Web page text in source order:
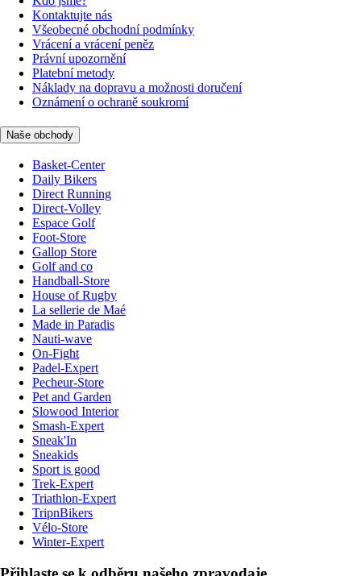
Kontaktujte nás
Všeobecné obchodní podmínky
Vrácení a vrácení peněz
Právní upozornění
Platební metody
Náklady na dopravu a možnosti doručení
Oznámení o ochraně soukromí
Naše obchody
Basket-Center
Daily Bikers
Direct Running
Direct-Volley
Espace Golf
Foot-Store
Gallop Store
Golf and co
Handball-Store
House of Rugby
La sellerie de Maé
Made in Paradis
Nauti-wave
On-Fight
Padel-Expert
Pecheur-Store
Pet and Garden
Slowood Interior
Smash-Expert
Sneak'In
Sneakids
Sport is good
Trek-Expert
Triathlon-Expert
TripnBikers
Vélo-Store
Winter-Expert